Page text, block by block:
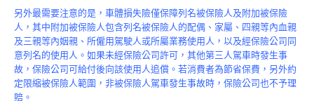
服務項目
Service
火災保額
估算系統
商品簡介
另外最需要注意的是，車體損失險僅保障列名被保險人及附加被保險
人，其中附加被保險人包含列名被保險人的配偶、家屬、四親等內血親
及三親等內姻親、所僱用駕駛人或所屬業務使用人，以及經保險公司同
意列名的使用人。如果未經保險公司許可，其他第三人駕車時發生事
故，保險公司可給付後向該使用人追償。若消費者為節省保費，另外約
定限縮被保險人範圍，非被保險人駕車發生事故時，保險公司也不予理
賠。